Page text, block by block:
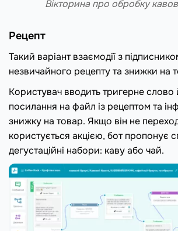
Вікторина про обробку
Рецепт
Такий варіант взаємодії з
незвичайного рецепту та знижки на
Користувач вводить тригерне
посилання на файл із рецептом та
знижку на товар. Якщо він не
користується акцією, бот пропонує
дегустаційні набори: каву або чай.